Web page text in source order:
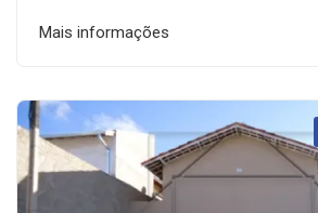
Mais informações